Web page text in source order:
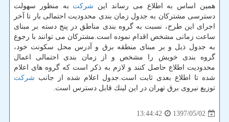
همین اساس به اطلاع می رساند این شركت به منظور سهولت
دسترسی مشتركان به جدول زمان بندی محدودیت احتمالی بار تا آخر
اجرای این طرح، نسبت به گروه بندی مناطق در پنج دسته بر مبنای
ساعت زمانی مشخص اقدام نموده است.مشتركان می توانند با رجوع
به جدول ذیل و بر مبنای منطقه برق و آدرس محل سكونت خود،
گروه بندی خویش را مشخص و از زمان بندی احتمالی اعمال
محدودیت اطلاع حاصل كنند و لازم به ذكر است كه گروه های اعلام
شده تا اطلاع بعدی ثابت است.جدول اعلام شده از جانب شركت
توزیع نیروی برق تهران در این لینك قابل دسترس است.
1397/05/02
13:44:42